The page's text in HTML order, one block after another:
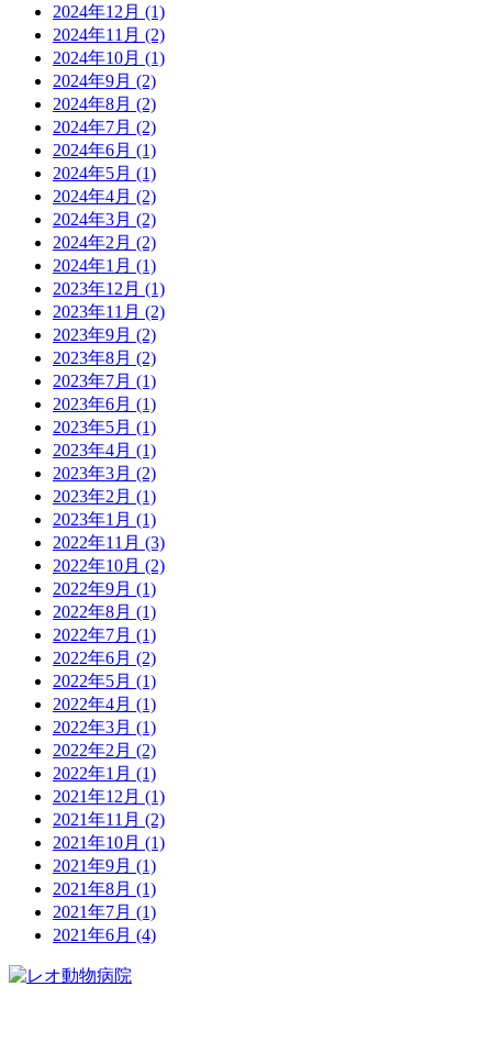
2024年12月 (1)
2024年11月 (2)
2024年10月 (1)
2024年9月 (2)
2024年8月 (2)
2024年7月 (2)
2024年6月 (1)
2024年5月 (1)
2024年4月 (2)
2024年3月 (2)
2024年2月 (2)
2024年1月 (1)
2023年12月 (1)
2023年11月 (2)
2023年9月 (2)
2023年8月 (2)
2023年7月 (1)
2023年6月 (1)
2023年5月 (1)
2023年4月 (1)
2023年3月 (2)
2023年2月 (1)
2023年1月 (1)
2022年11月 (3)
2022年10月 (2)
2022年9月 (1)
2022年8月 (1)
2022年7月 (1)
2022年6月 (2)
2022年5月 (1)
2022年4月 (1)
2022年3月 (1)
2022年2月 (2)
2022年1月 (1)
2021年12月 (1)
2021年11月 (2)
2021年10月 (1)
2021年9月 (1)
2021年8月 (1)
2021年7月 (1)
2021年6月 (4)